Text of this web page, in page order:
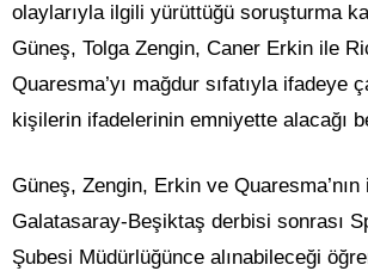
olaylarıyla ilgili yürüttüğü soruşturma
Güneş, Tolga Zengin, Caner Erkin ile
Quaresma’yı mağdur sıfatıyla ifadeye
kişilerin ifadelerinin emniyette alacağı
Güneş, Zengin, Erkin ve
Galatasaray-Beşiktaş derbisi sonrası
Şubesi Müdürlüğünce alınabileceği